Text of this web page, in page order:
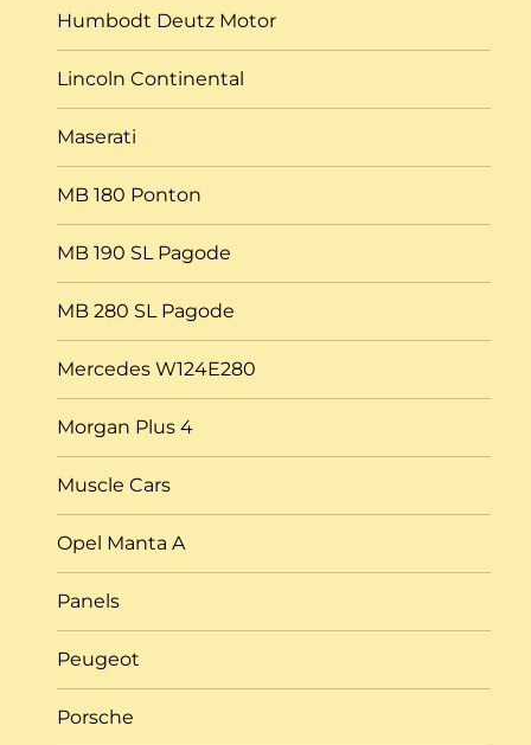
Humbodt Deutz Motor
Lincoln Continental
Maserati
MB 180 Ponton
MB 190 SL Pagode
MB 280 SL Pagode
Mercedes W124E280
Morgan Plus 4
Muscle Cars
Opel Manta A
Panels
Peugeot
Porsche